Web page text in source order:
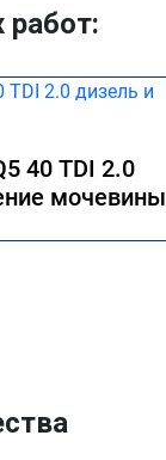
40 TDI 2.0
мочевины